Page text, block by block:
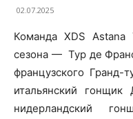
02.07.2025
Команда XDS Astana
сезона — Тур де
французского
итальянский гонщик
нидерландский